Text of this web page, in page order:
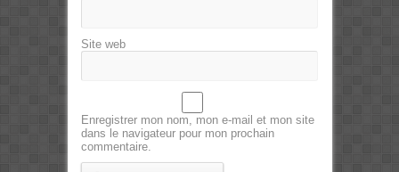
Site web
Enregistrer mon nom, mon e-mail et mon site
dans le navigateur pour mon prochain
commentaire.